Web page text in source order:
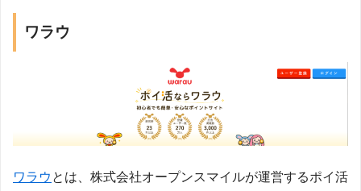
ワラウ
ワラウ とは、株式会社オープンスマイルが運営するポイ活